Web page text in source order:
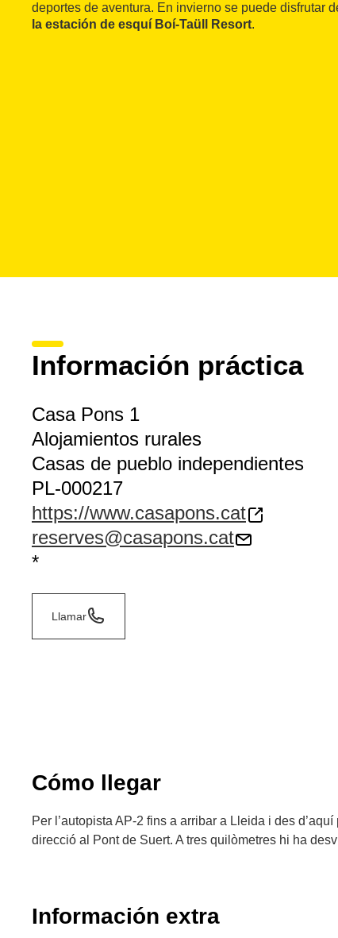
deportes de aventura. En invierno se puede disfrutar
la estación de esquí Boí-Taüll Resort.
Información práctica
Casa Pons 1
Alojamientos rurales
Casas de pueblo independientes
PL-000217
https://www.casapons.cat
reserves@casapons.cat
*
Llamar
Cómo llegar
Per l’autopista AP-2 fins a arribar a Lleida i des
direcció al Pont de Suert. A tres quilòmetres hi ha
Información extra